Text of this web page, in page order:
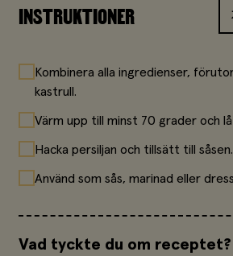
INSTRUKTIONER
Kombinera alla ingredienser,
kastrull.
Värm upp till minst 70 grader och
Hacka persiljan och tillsätt till såsen.
Använd som sås, marinad eller
Vad tyckte du om receptet?